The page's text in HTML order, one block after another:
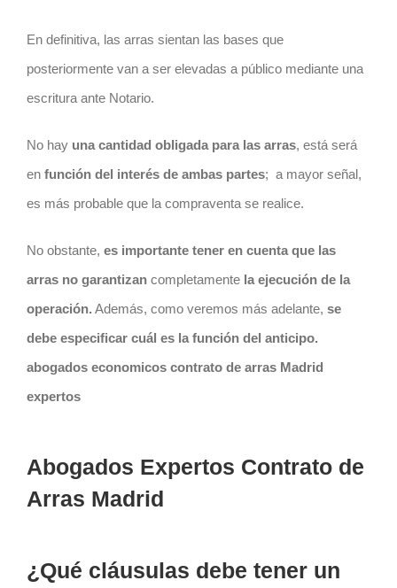
En definitiva, las arras sientan las bases que
posteriormente van a ser elevadas a público mediante una
escritura ante Notario.
No hay una cantidad obligada para las arras, está será
enfunción del interés de ambas partes; a mayor señal,
es más probable que la compraventa se realice.
No obstante, es importante tener en cuenta que las
arras no garantizancompletamentela ejecución de la
operación. Además, como veremos más adelante, se
debe especificar cuál es la función del anticipo.
abogados economicos contrato de arras Madrid
expertos
Abogados Expertos Contrato de
Arras Madrid
¿Qué cláusulas debe tener un